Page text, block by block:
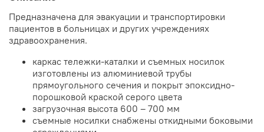
Предназначена для эвакуации и транспортировки
пациентов в больницах и других учреждениях
здравоохранения.
каркас тележки-каталки и съемных носилок
изготовлены из алюминиевой трубы
прямоугольного сечения и покрыт эпоксидно-
порошковой краской серого цвета
загрузочная высота 600 – 700 мм
съемные носилки снабжены откидными боковыми